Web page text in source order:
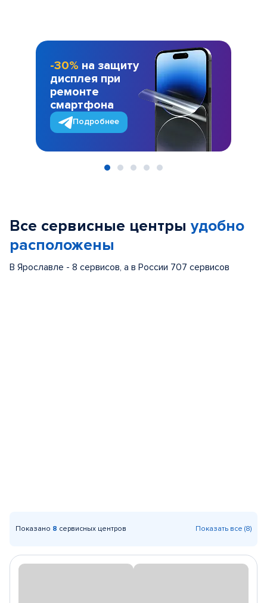
-30% на защиту
дисплея при
ремонте
смартфона
Подробнее
Все сервисные центры удобно
расположены
В Ярославле - 8 сервисов, а в России 707 сервисов
Показано 8 сервисных центров Показать все (8)